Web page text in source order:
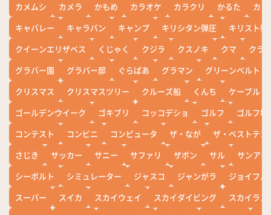
カメムシ
カメラ かもめ カラオケ カラクリ かるた
カレ
キャバレー
キャラバン キャンプ キリシタン弾圧
キリスト教
クイーンエリザベス
くじゃく クジラ クスノキ クマ
クラ
グラバー園
グラバー邸 ぐらばあ グラマン
グリーンベルト
クリスマス
クリスマスツリー クルーズ船 くんち
ケーブル
ゴールデンウイーク
ゴキブリ コッコデショ ゴルフ
ゴルフ場
コンテスト
コンビニ コンピュータ ザ・なが
ザ・ベストテン
さじき
サッカー サニー サファリ ザボン サル
サンアイ
シーボルト
シミュレーター ジャスコ ジャンがラ
ジョイフル
スーパー
スイカ スカイウェイ スカイダイビング
スカイラン